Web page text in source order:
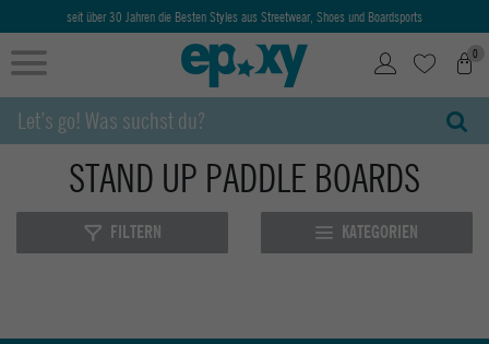
seit über 30 Jahren die Besten Styles aus Streetwear, Shoes und Boardsports
0
STAND UP PADDLE BOARDS
FILTERN KATEGORIEN